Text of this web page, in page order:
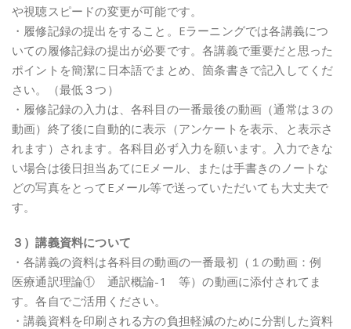
や視聴スピードの変更が可能です。
・履修記録の提出をすること。Eラーニングでは各講義につ
いての履修記録の提出が必要です。各講義で重要だと思った
ポイントを簡潔に日本語でまとめ、箇条書きで記入してくだ
さい。（最低３つ）
・履修記録の入力は、各科目の一番最後の動画（通常は３の
動画）終了後に自動的に表示（アンケートを表示、と表示さ
れます）されます。各科目必ず入力を願います。入力できな
い場合は後日担当あてにEメール、または手書きのノートな
どの写真をとってEメール等で送っていただいても大丈夫で
す。
３）講義資料について
・各講義の資料は各科目の動画の一番最初（１の動画：例
医療通訳理論① 通訳概論-1 等）の動画に添付されてま
す。各自でご活用ください。
・講義資料を印刷される方の負担軽減のために分割した資料